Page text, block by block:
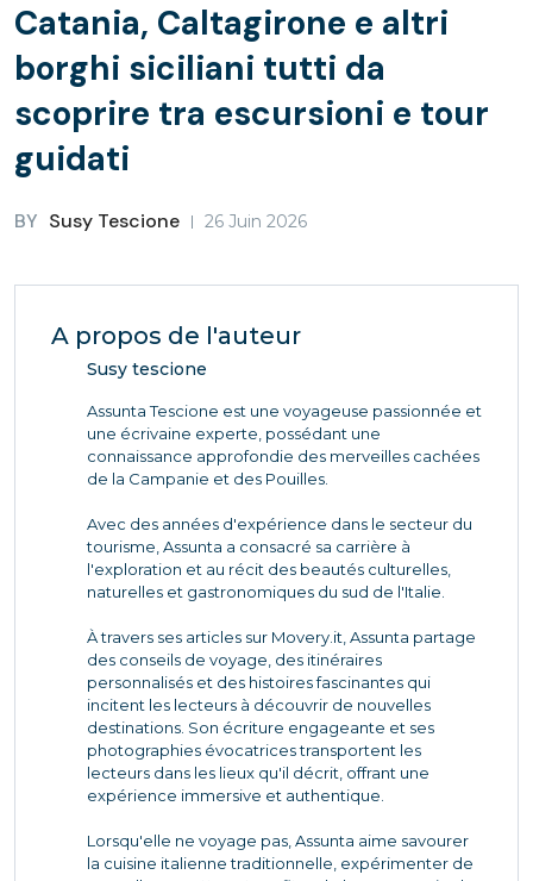
Catania, Caltagirone e altri
borghi siciliani tutti da
scoprire tra escursioni e tour
guidati
BY Susy Tescione 26 Juin 2026
A propos de l'auteur
Susy tescione
Assunta Tescione est une voyageuse passionnée et
une écrivaine experte, possédant une
connaissance approfondie des merveilles cachées
de la Campanie et des Pouilles.
Avec des années d'expérience dans le secteur du
tourisme, Assunta a consacré sa carrière à
l'exploration et au récit des beautés culturelles,
naturelles et gastronomiques du sud de l'Italie.
À travers ses articles sur Movery.it, Assunta partage
des conseils de voyage, des itinéraires
personnalisés et des histoires fascinantes qui
incitent les lecteurs à découvrir de nouvelles
destinations. Son écriture engageante et ses
photographies évocatrices transportent les
lecteurs dans les lieux qu'il décrit, offrant une
expérience immersive et authentique.
Lorsqu'elle ne voyage pas, Assunta aime savourer
la cuisine italienne traditionnelle, expérimenter de